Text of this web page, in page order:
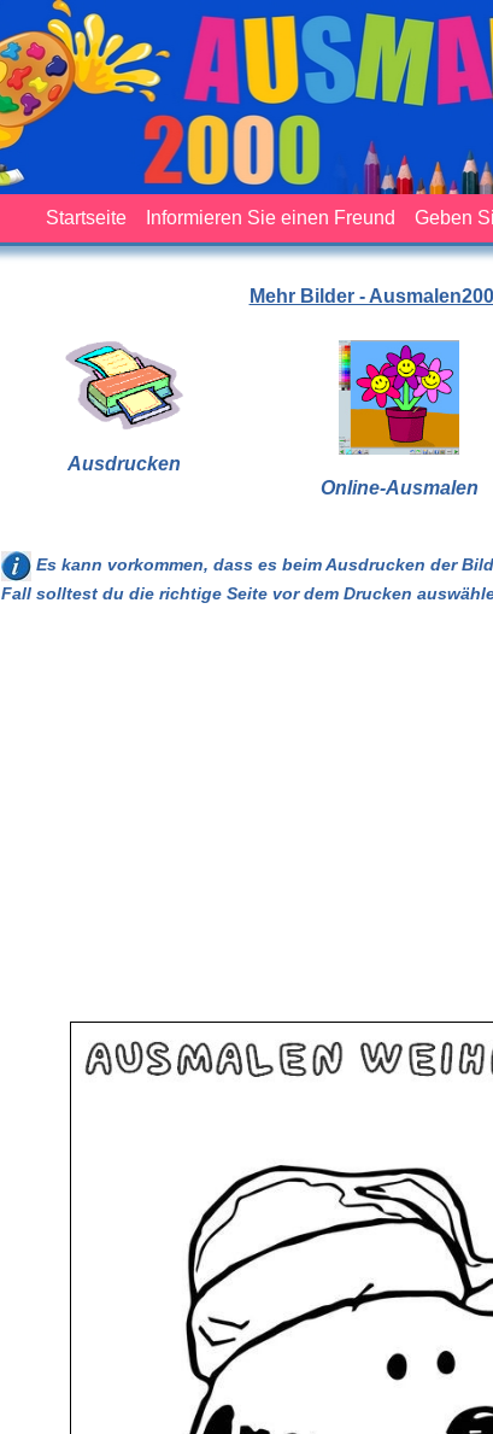
Startseite Informieren Sie einen Freund Geben
Mehr Bilder -
Ausdrucken
Online-Ausmalen
Es kann vorkommen, dass es beim Ausdrucken der
Fall solltest du die richtige Seite vor dem Drucken